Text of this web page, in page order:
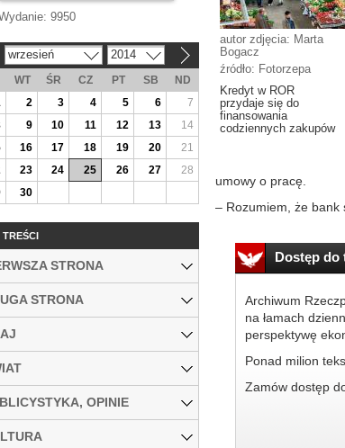
autor zdjęcia: Marta
Bogacz
źródło: Fotorzepa
Kredyt w ROR
przydaje się do
finansowania
codziennych zakupów
umowy o pracę.
– Rozumiem, że bank
Dostęp do
Archiwum
na łamach
perspektywę
Ponad milion
Zamów dostęp
9950
wrzesień 2014
WT ŚR CZ PT SB
ND
2 3 4 5 6
7
9 10 11 12 13
14
16 17 18 19 20
21
23 24 25 26 27
28
30
TREŚCI
STRONA
STRONA
OPINIE